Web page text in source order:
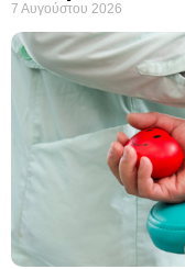
7 Αυγούστου 2026